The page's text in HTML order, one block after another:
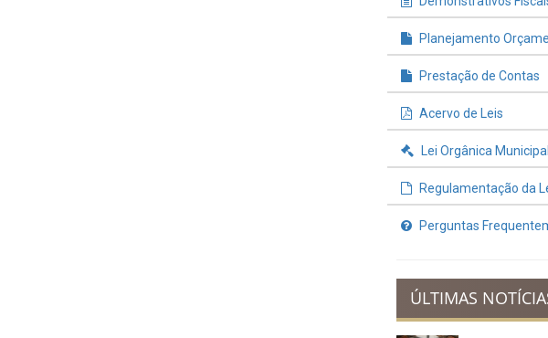
INFORMAÇÕES
Processos de Licitação
Contratos e Termos
Demonstrativos Fiscais
Planejamento
Prestação de Contas
Lei Orgânica